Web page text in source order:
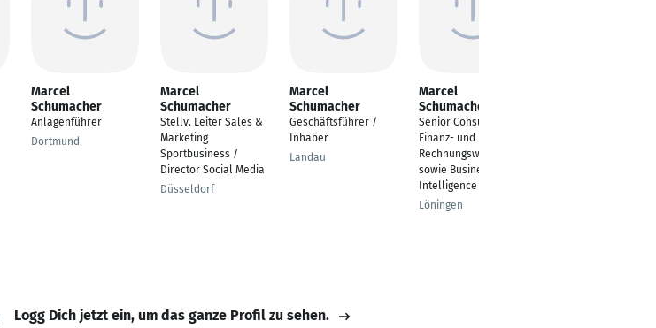
Marcel
Schumacher
Anlagenführer
Dortmund
Marcel
Schumacher
Stellv. Leiter Sales &
Marketing
Sportbusiness /
Director Social Media
Düsseldorf
Marcel
Schumacher
Geschäftsführer /
Inhaber
Landau
Marcel
Schumacher
Senior Consultant
Finanz- und
Rechnungswesen
sowie Business
Intelligence
Löningen
Logg Dich jetzt ein, um das ganze Profil zu sehen.